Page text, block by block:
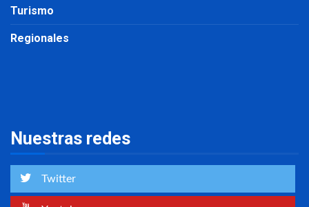
Turismo
Regionales
Nuestras redes
Twitter